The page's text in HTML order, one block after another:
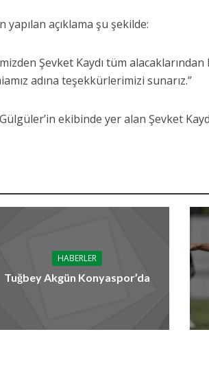
açıklama şu şekilde:
Şevket Kaydı tüm alacaklarından
adına teşekkürlerimizi sunarız.”
ekibinde yer alan Şevket
HABERLER
Tuğbey Akgün Konyaspor’da